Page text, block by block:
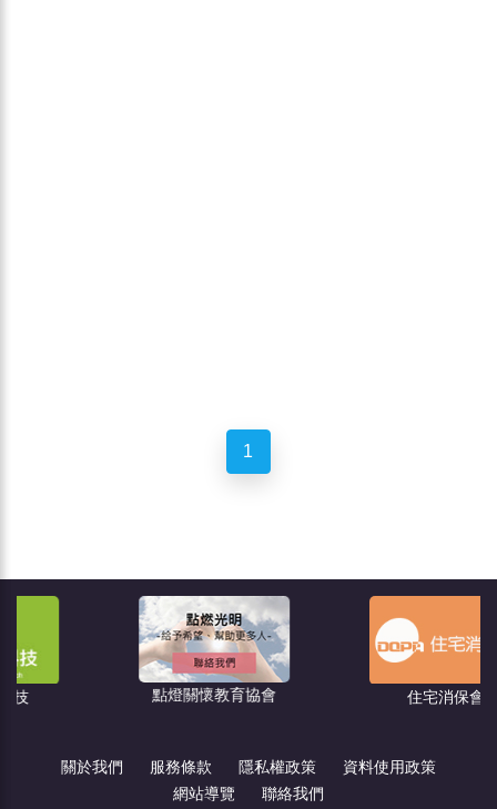
1
點燈關懷教育協會
關於我們 服務條款 隱私權政策
資料使用政策
網站導覽
聯絡我們